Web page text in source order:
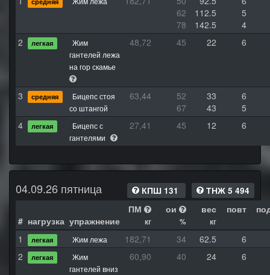
62
112.5
5
78
142.5
4
2
легкая
Жим
гантелей лежа
на гор скамье
48,72 45 22 6
3 средняя
Бицепс стоя
со штангой
63,44 52 33
6
67
43
5
4
легкая
Бицепс с
гантелями
27,41 45 12 6
04.09.26 пятница КПШ 131 ТНЖ 5 494
# нагрузка упражнение
ПМ
кг
ои
%
вес
кг
повт
1 легкая Жим лежа 182,71 34 62.5
6
2
легкая
Жим
гантелей вниз
60,90 40 24 6